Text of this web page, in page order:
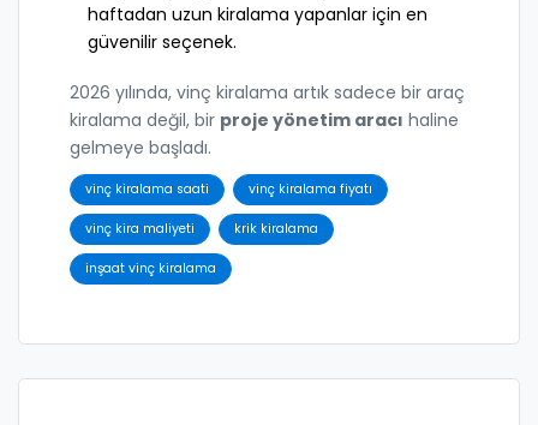
haftadan uzun kiralama yapanlar için en
güvenilir seçenek.
2026 yılında, vinç kiralama artık sadece bir araç
kiralama değil, bir proje yönetim aracı haline
gelmeye başladı.
vinç kiralama saati vinç kiralama fiyatı
vinç kira maliyeti krik kiralama
inşaat vinç kiralama